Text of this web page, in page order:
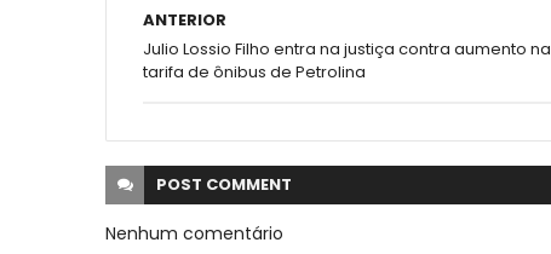
ANTERIOR
Julio Lossio Filho entra na justiça contra aumento na
tarifa de ônibus de Petrolina
POST COMMENT
Nenhum comentário